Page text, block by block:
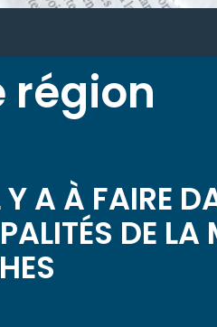
région
A À FAIRE
DE LA